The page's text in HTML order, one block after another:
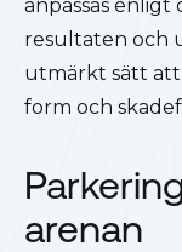
anpassas
resultaten och
utmärkt sätt att
form och
arenan